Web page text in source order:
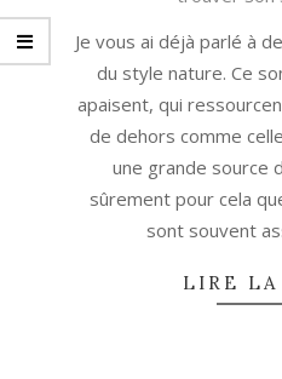
25Je vous ai déjà parlé à
du style nature. Ce
apaisent, qui
de dehors comme
une grande source
sûrement pour cela
sont souvent
LIRE LA